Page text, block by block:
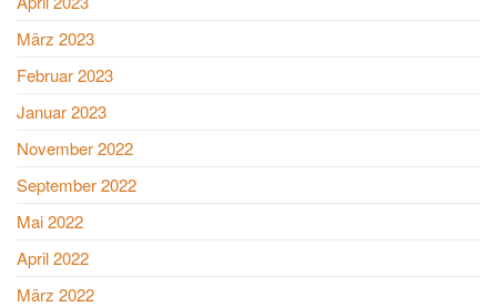
März 2023
Februar 2023
Januar 2023
November 2022
September 2022
Mai 2022
April 2022
März 2022